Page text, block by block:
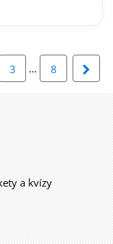
3 … 8
a kvízy